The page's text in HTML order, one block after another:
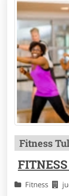
Fitness
Fitness